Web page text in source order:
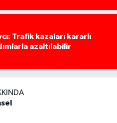
Trafik kazaları kararlı
azaltılabilir